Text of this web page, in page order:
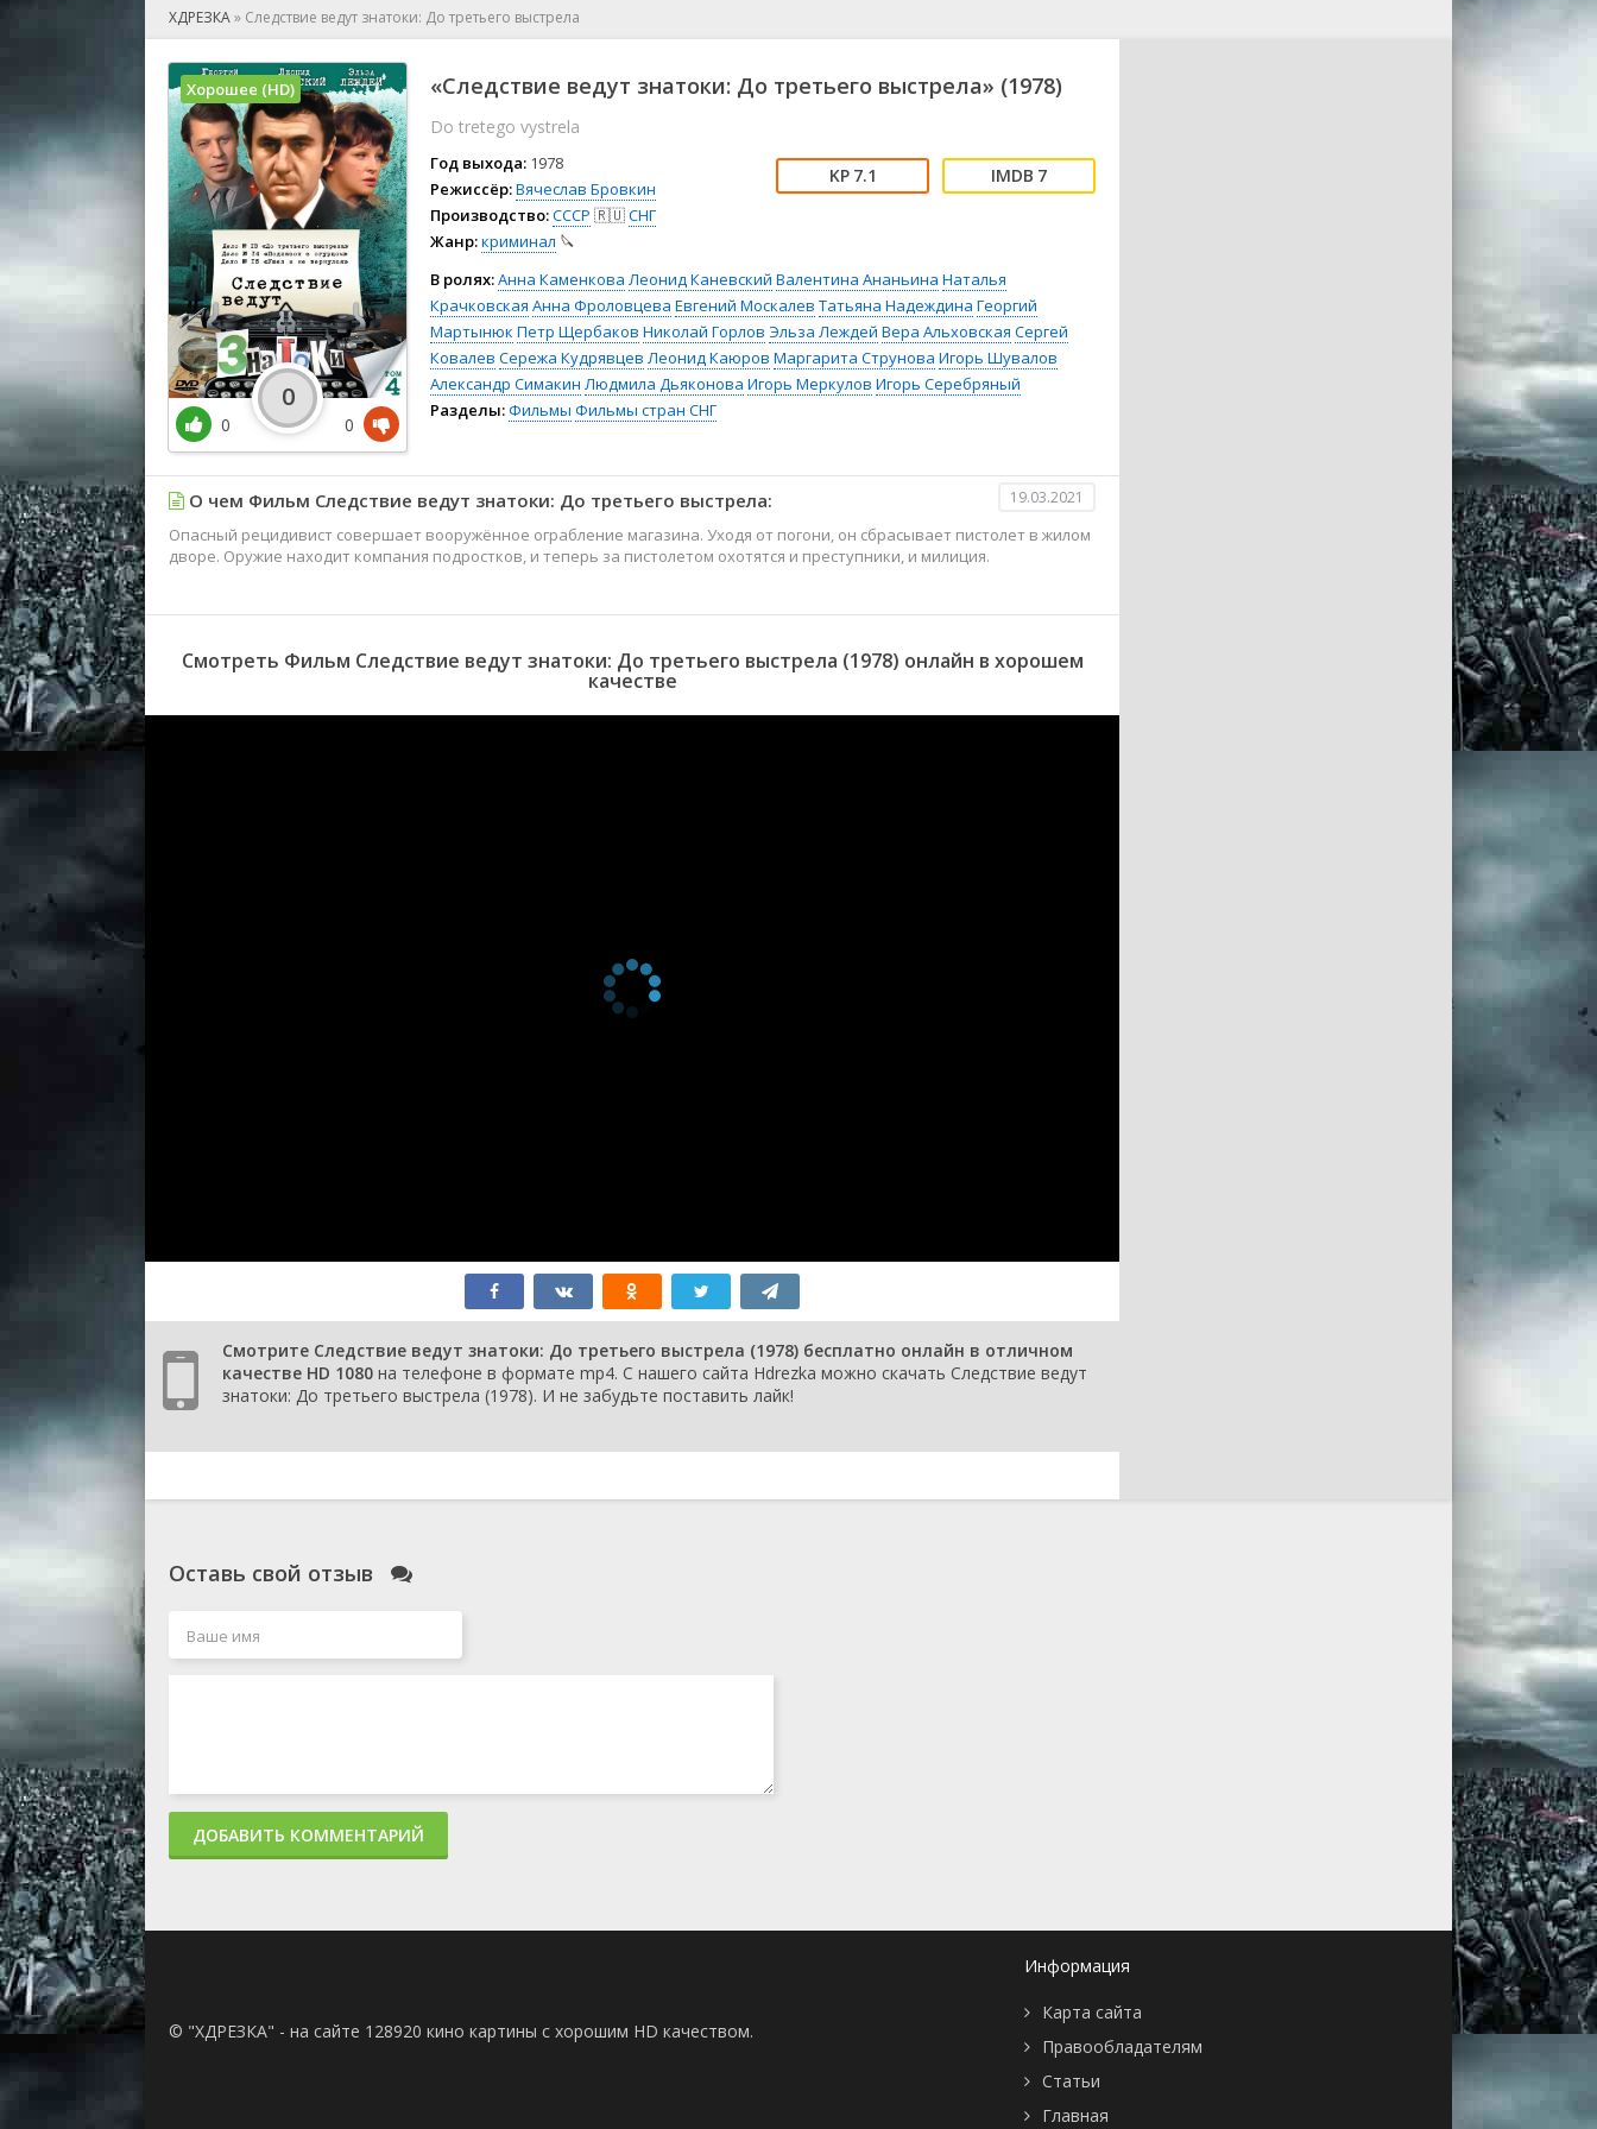
🕺 Мюзикл
👨‍💼 Новости
🎒 Приключения
👨‍💻 Реальное тв
🎤 Ток-шоу
😱 Ужасы
🧙‍♀️ Фантастика
🤠 Фильм-нуар
🧝‍♂️ Фэнтези
🏅 Церемония
ХДРЕЗКА» Следствие ведут знатоки: До третьего выстрела
«Следствие ведут знатоки: До третьего выстрела» (1978)
Do tretego vystrela
Год выхода: 1978
Режиссёр:Вячеслав Бровкин
Производство:СССР 🇷🇺СНГ
Жанр:криминал 🔪
7.1 7
В ролях:Анна Каменкова Леонид Каневский Валентина Ананьина Наталья
Крачковская Анна Фроловцева Евгений Москалев Татьяна Надеждина Георгий
Мартынюк Петр Щербаков Николай Горлов Эльза Леждей Вера Альховская Сергей
Ковалев Сережа Кудрявцев Леонид Каюров Маргарита Струнова Игорь Шувалов
Александр Симакин Людмила Дьяконова Игорь Меркулов Игорь Серебряный
Разделы:Фильмы Фильмы стран СНГ
Хорошее (HD)
0
0
0
О чем Фильм Следствие ведут знатоки: До третьего выстрела: 19.03.2021
Опасный рецидивист совершает вооружённое ограбление магазина. Уходя от погони, он сбрасывает пистолет в жилом
дворе. Оружие находит компания подростков, и теперь за пистолетом охотятся и преступники, и милиция.
Смотреть Фильм Следствие ведут знатоки: До третьего выстрела (1978) онлайн в хорошем
качестве
Смотрите Следствие ведут знатоки: До третьего выстрела (1978) бесплатно онлайн в отличном
качестве HD 1080 на телефоне в формате mp4. С нашего сайта Hdrezka можно скачать Следствие ведут
знатоки: До третьего выстрела (1978). И не забудьте поставить лайк!
Оставь свой отзыв
ДОБАВИТЬ КОММЕНТАРИЙ
© "ХДРЕЗКА" - на сайте 128920 кино картины с хорошим HD качеством.
Информация
Карта сайта
Правообладателям
Статьи
Главная